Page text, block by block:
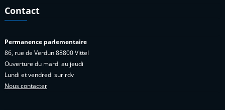
Contact
Permanence parlementaire
86, rue de Verdun 88800 Vittel
Ouverture du mardi au jeudi
Lundi et vendredi sur rdv
Nous contacter